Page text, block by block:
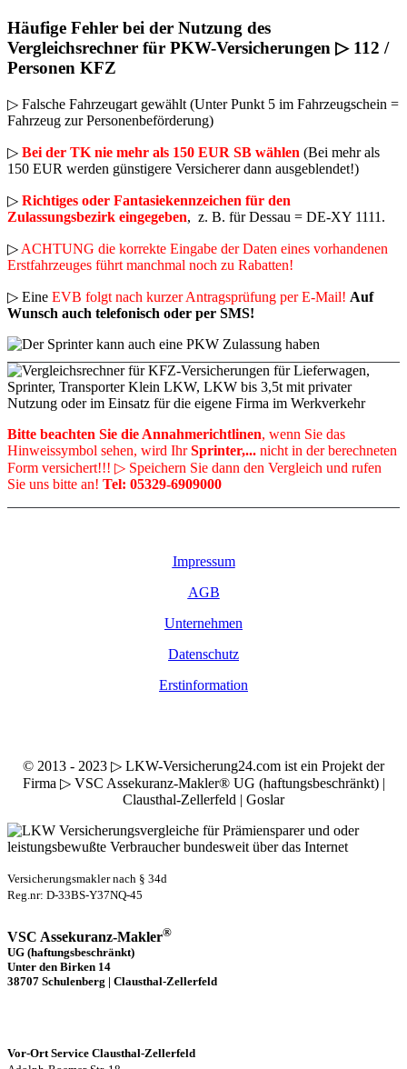
Häufige Fehler bei der Nutzung des
Vergleichsrechner für PKW-Versicherungen ▷ 112 /
Personen KFZ
▷ Falsche Fahrzeugart gewählt (Unter Punkt 5 im Fahrzeugschein =
Fahrzeug zur Personenbeförderung)
▷ Bei der TK nie mehr als 150 EUR SB wählen (Bei mehr als
150 EUR werden günstigere Versicherer dann ausgeblendet!)
▷ Richtiges oder Fantasiekennzeichen für den
Zulassungsbezirk eingegeben, z. B. für Dessau = DE-XY 1111.
▷ ACHTUNG die korrekte Eingabe der Daten eines vorhandenen
Erstfahrzeuges führt manchmal noch zu Rabatten!
▷ Eine EVB folgt nach kurzer Antragsprüfung per E-Mail! Auf
Wunsch auch telefonisch oder per SMS!
Bitte beachten Sie die Annahmerichtlinen, wenn Sie das
Hinweissymbol sehen, wird IhrSprinter,... nicht in der berechneten
Form versichert!!! ▷ Speichern Sie dann den Vergleich und rufen
Sie uns bitte an! Tel: 05329-6909000
Impressum
AGB
Unternehmen
Datenschutz
Erstinformation
© 2013 - 2023 ▷ LKW-Versicherung24.com ist ein Projekt der
Firma ▷ VSC Assekuranz-Makler® UG (haftungsbeschränkt) |
Clausthal-Zellerfeld | Goslar
Versicherungsmakler nach § 34d
Reg.nr: D-33BS-Y37NQ-45
VSC Assekuranz-Makler®
UG (haftungsbeschränkt)
Unter den Birken 14
38707 Schulenberg | Clausthal-Zellerfeld
Vor-Ort Service Clausthal-Zellerfeld